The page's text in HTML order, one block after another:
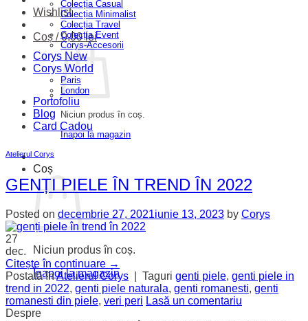
Wishlist
Coș /0,00lei
Niciun produs în coș.
Înapoi la magazin
Coș
Niciun produs în coș.
Înapoi la magazin
Colecția Casual
Colecția Minimalist
Colecția Travel
Colecția Event
Corys-Accesorii
Corys New
Corys World
Paris
London
Portofoliu
Blog
Card Cadou
Atelierul Corys
GENȚI PIELE ÎN TREND ÎN 2022
Posted on decembrie 27, 2021iunie 13, 2023 by Corys
27
dec.
Citește în continuare →
Postată înAtelierul Corys Taguri genti piele, genti piele in
trend in 2022, genti piele naturala, genti romanesti, genti
romanesti din piele, veri peri Lasă un comentariu
Despre